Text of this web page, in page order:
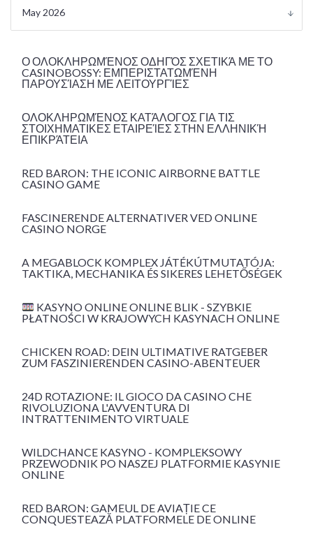
May 2026
Ο ΟΛΟΚΛΗΡΩΜΈΝΟΣ ΟΔΗΓΌΣ ΣΧΕΤΙΚΆ ΜΕ ΤΟ
CASINOBOSSY: ΕΜΠΕΡΙΣΤΑΤΩΜΈΝΗ
ΠΑΡΟΥΣΊΑΣΗ ΜΕ ΛΕΙΤΟΥΡΓΊΕΣ
ΟΛΟΚΛΗΡΩΜΈΝΟΣ ΚΑΤΆΛΟΓΟΣ ΓΙΑ ΤΙΣ
ΣΤΟΙΧΗΜΑΤΙΚΕΣ ΕΤΑΙΡΕΊΕΣ ΣΤΗΝ ΕΛΛΗΝΙΚΉ
ΕΠΙΚΡΆΤΕΙΑ
RED BARON: THE ICONIC AIRBORNE BATTLE
CASINO GAME
FASCINERENDE ALTERNATIVER VED ONLINE
CASINO NORGE
A MEGABLOCK KOMPLEX JÁTÉKÚTMUTATÓJA:
TAKTIKA, MECHANIKA ÉS SIKERES LEHETŐSÉGEK
KASYNO ONLINE ONLINE BLIK - SZYBKIE
PŁATNOŚCI W KRAJOWYCH KASYNACH ONLINE
CHICKEN ROAD: DEIN ULTIMATIVE RATGEBER
ZUM FASZINIERENDEN CASINO-ABENTEUER
24D ROTAZIONE: IL GIOCO DA CASINO CHE
RIVOLUZIONA L'AVVENTURA DI
INTRATTENIMENTO VIRTUALE
WILDCHANCE KASYNO - KOMPLEKSOWY
PRZEWODNIK PO NASZEJ PLATFORMIE KASYNIE
ONLINE
RED BARON: GAMEUL DE AVIAȚIE CE
CONQUESTEAZĂ PLATFORMELE DE ONLINE